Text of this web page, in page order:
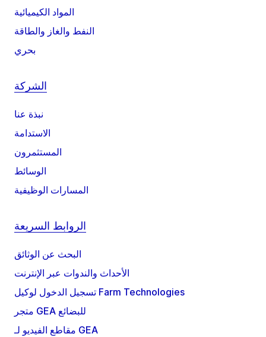
المواد الكيميائية
النفط والغاز والطاقة
بحري
الشركة
نبذة عنا
الاستدامة
المستثمرون
الوسائط
المسارات الوظيفية
الروابط السريعة
البحث عن الوثائق
الأحداث والندوات عبر الإنترنت
تسجيل الدخول لوكيل Farm Technologies
متجر GEA للبضائع
مقاطع الفيديو لـ GEA